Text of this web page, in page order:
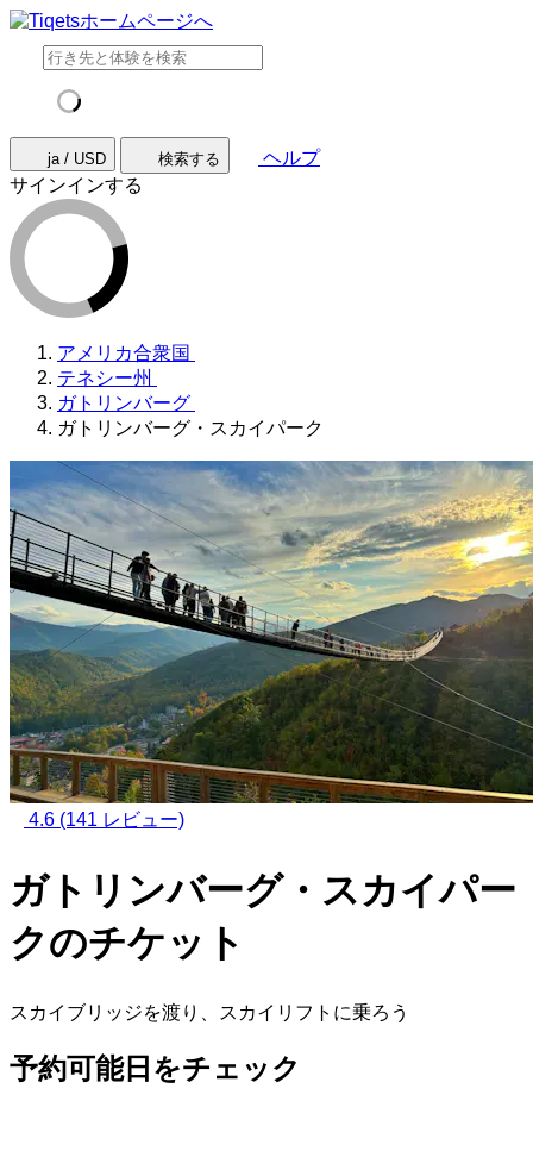
ja / USD 検索する
ヘルプ
サインインする
アメリカ合衆国
テネシー州
ガトリンバーグ
ガトリンバーグ・スカイパーク
4.6 (141 レビュー)
ガトリンバーグ・スカイパー
クのチケット
スカイブリッジを渡り、スカイリフトに乗ろう
予約可能日をチェック